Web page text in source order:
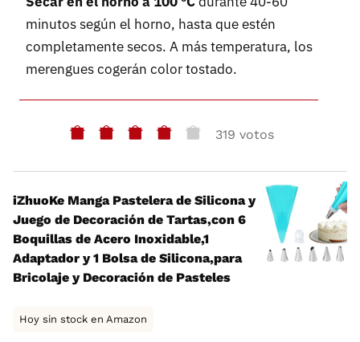
minutos según el horno, hasta que estén
completamente secos. A más temperatura, los
merengues cogerán color tostado.
319 votos
iZhuoKe Manga Pastelera de Silicona y
Juego de Decoración de Tartas,con 6
Boquillas de Acero Inoxidable,1
Adaptador y 1 Bolsa de Silicona,para
Bricolaje y Decoración de Pasteles
Hoy sin stock en Amazon